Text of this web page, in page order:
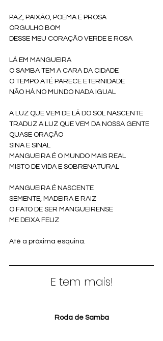
PAZ, PAIXÃO, POEMA E PROSA
ORGULHO BOM
DESSE MEU CORAÇÃO VERDE E ROSA
LÁ EM MANGUEIRA
O SAMBA TEM A CARA DA CIDADE
O TEMPO ATÉ PARECE ETERNIDADE
NÃO HÁ NO MUNDO NADA IGUAL
A LUZ QUE VEM DE LÁ DO SOL NASCENTE
TRADUZ A LUZ QUE VEM DA NOSSA GENTE
QUASE ORAÇÃO
SINA E SINAL
MANGUEIRA É O MUNDO MAIS REAL
MISTO DE VIDA E SOBRENATURAL
MANGUEIRA É NASCENTE
SEMENTE, MADEIRA E RAIZ
O FATO DE SER MANGUEIRENSE
ME DEIXA FELIZ
Até a próxima esquina.
E tem mais!
Roda de Samba